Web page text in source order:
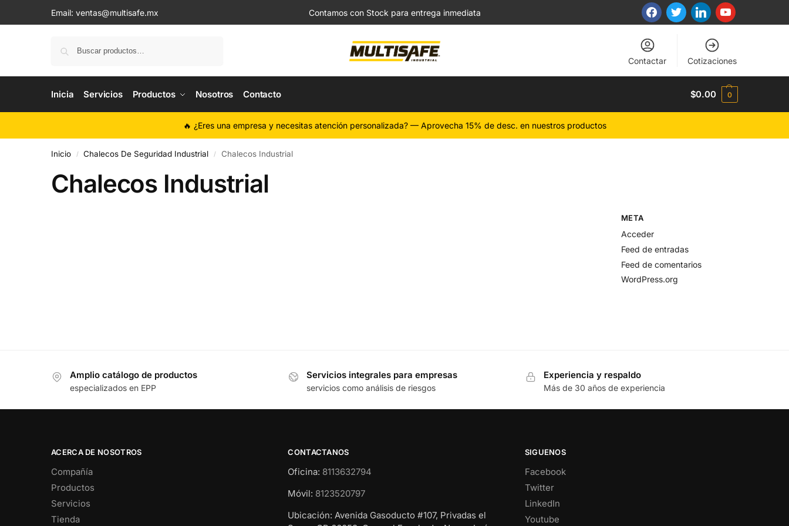
Email: ventas@multisafe.mx Contamos con Stock para entrega inmediata
Contactar Cotizaciones
Inicia Servicios Productos Nosotros Contacto $0.00 0
🔥 ¿Eres una empresa y necesitas atención personalizada? — Aprovecha 15% de desc. en nuestros productos
Inicio / Chalecos De Seguridad Industrial / Chalecos Industrial
Chalecos Industrial
META
Acceder
Feed de entradas
Feed de comentarios
WordPress.org
Amplio catálogo de productos
especializados en EPP
Servicios integrales para empresas
servicios como análisis de riesgos
Experiencia y respaldo
Más de 30 años de experiencia
ACERCA DE NOSOTROS
Compañía
Productos
Servicios
Tienda
CONTACTANOS
Oficina: 8113632794
Móvil: 8123520797
Ubicación: Avenida Gasoducto #107, Privadas el
SIGUENOS
Facebook
Twitter
LinkedIn
Youtube